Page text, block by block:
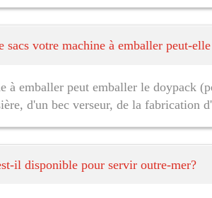
sacs votre machine à emballer peut-
à emballer peut emballer le doypack
d'un bec verseur, de la fabrication
il disponible pour servir outre-mer?